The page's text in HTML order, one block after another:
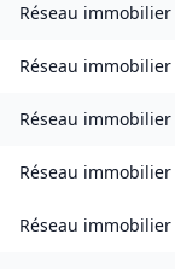
Réseau immobilier
Réseau immobilier
Réseau immobilier
Réseau immobilier
Réseau immobilier